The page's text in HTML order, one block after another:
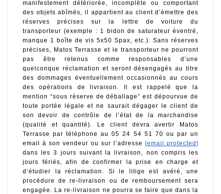
manifestement détériorée, incomplète ou comportant
des objets abîmés, il appartient au client d’émettre des
réserves précises sur la lettre de voiture du
transporteur (exemple : 1 bidon de saturateur éventré,
manque 1 boîte de vis 5x50 Spax, etc.). Sans réserves
précises, Matos Terrasse et le transporteur ne pourront
pas être retenus comme responsables d’une
quelconque réclamation et seront désengagés au titre
des dommages éventuellement occasionnés au cours
des opérations de livraison. Il est rappelé que la
mention “sous réserve de déballage” est dépourvue de
toute portée légale et ne saurait dégager le client de
son devoir de contrôle de l’état de la marchandise
(qualité et quantité). Le client devra avertir Matos
Terrasse par téléphone au 05 24 54 51 70 ou par un
email à son vendeur ou sur l’adresse
[email protected]
dans les 3 jours suivant la livraison, non compris les
jours fériés, afin de confirmer la prise en charge et
d’étudier la réclamation. Si le litige est avéré, une
procédure de re-livraison ou de remboursement sera
engagée. La re-livraison ne pourra se faire que dans la